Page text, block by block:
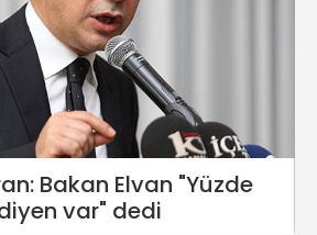
Bakan Elvan "Yüzde
var" dedi